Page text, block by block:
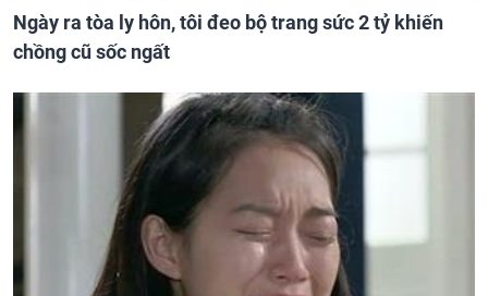
Ngày ra tòa ly hôn, tôi đeo bộ trang sức 2 tỷ khiến
chồng cũ sốc ngất